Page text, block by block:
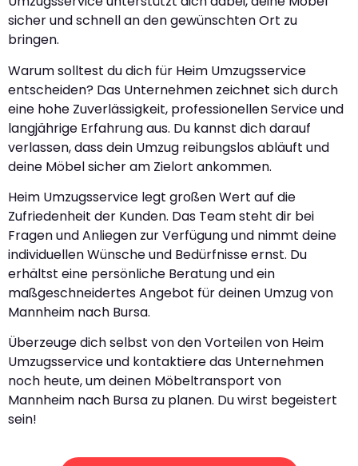
sicher und schnell an den gewünschten Ort zu
bringen.
Warum solltest du dich für Heim Umzugsservice
entscheiden? Das Unternehmen zeichnet sich durch
eine hohe Zuverlässigkeit, professionellen Service und
langjährige Erfahrung aus. Du kannst dich darauf
verlassen, dass dein Umzug reibungslos abläuft und
deine Möbel sicher am Zielort ankommen.
Heim Umzugsservice legt großen Wert auf die
Zufriedenheit der Kunden. Das Team steht dir bei
Fragen und Anliegen zur Verfügung und nimmt deine
individuellen Wünsche und Bedürfnisse ernst. Du
erhältst eine persönliche Beratung und ein
maßgeschneidertes Angebot für deinen Umzug von
Mannheim nach Bursa.
Überzeuge dich selbst von den Vorteilen von Heim
Umzugsservice und kontaktiere das Unternehmen
noch heute, um deinen Möbeltransport von
Mannheim nach Bursa zu planen. Du wirst begeistert
sein!